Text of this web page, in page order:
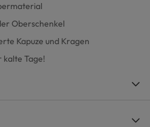
Oberschenkel
Kapuze und Kragen
Tage!